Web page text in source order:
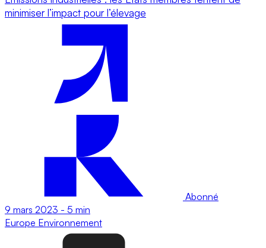
minimiser l’impact pour l’élevage
Abonné
9 mars 2023 - 5 min
Europe Environnement